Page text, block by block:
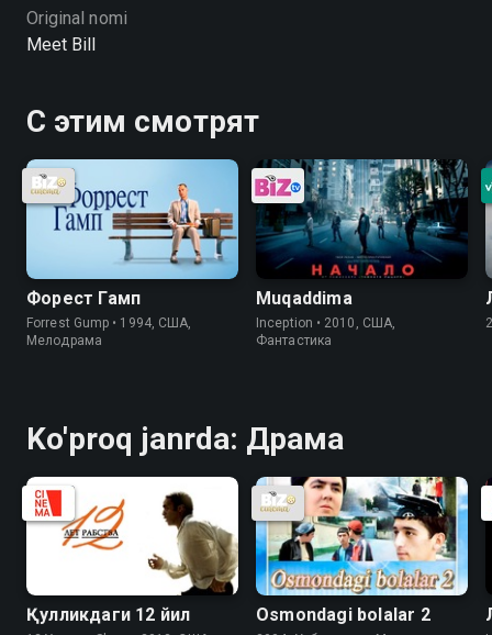
Original nomi
Meet Bill
С этим смотрят
Форест Гамп
Forrest Gump • 1994, США,
Мелодрама
Muqaddima
Inception • 2010, США,
Фантастика
Ko'proq janrda: Драма
Қулликдаги 12 йил Osmondagi bolalar 2